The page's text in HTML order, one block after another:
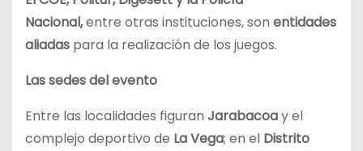
Nacional,entre otras instituciones, son entidades
aliadas para la realización de los juegos.
Las sedes del evento
Entre las localidades figuran Jarabacoay el
complejo deportivo de La Vega; en el Distrito